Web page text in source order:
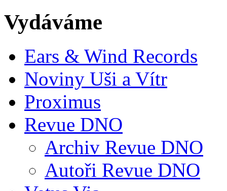
Vydáváme
Ears & Wind Records
Noviny Uši a Vítr
Proximus
Revue DNO
Archiv Revue DNO
Autoři Revue DNO